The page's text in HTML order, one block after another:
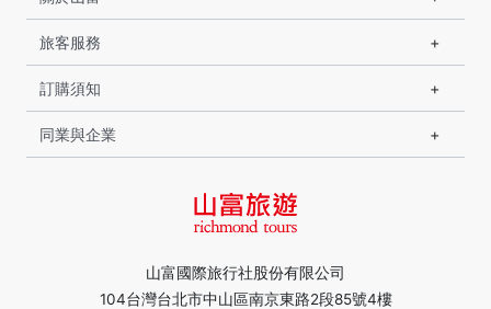
山富國際旅行社股份有限公司
104台灣台北市中山區南京東路2段85號4樓
旅客服務
訂購須知
同業與企業